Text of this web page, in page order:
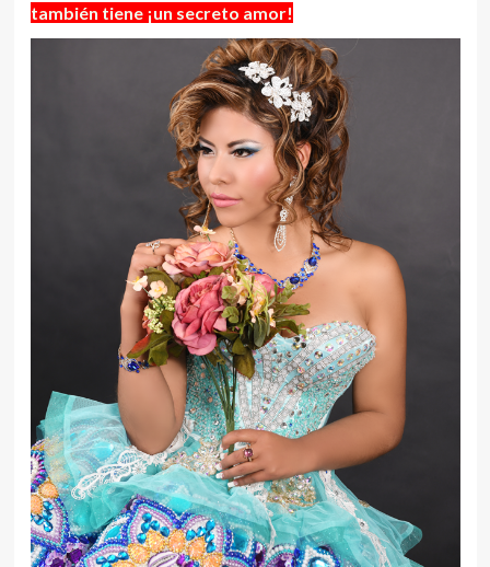
también tiene ¡un secreto amor!